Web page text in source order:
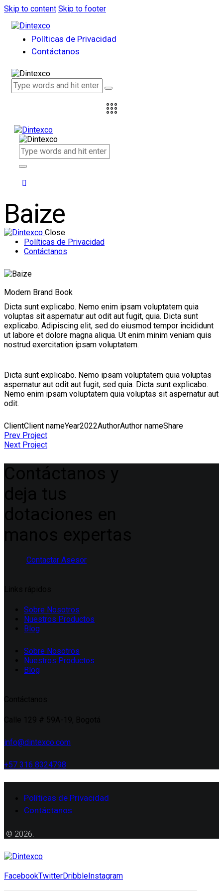
Skip to content Skip to footer
Políticas de Privacidad
Contáctanos
Baize
Close
Políticas de Privacidad
Contáctanos
Modern Brand Book
Dicta sunt explicabo. Nemo enim ipsam voluptatem quia
voluptas sit aspernatur aut odit aut fugit, quia. Dicta sunt
explicabo. Adipiscing elit, sed do eiusmod tempor incididunt
ut labore et dolore magna aliqua. Ut enim minim veniam quis
nostrud exercitation ipsam voluptatem.
Dicta sunt explicabo. Nemo ipsam voluptatem quia voluptas
aspernatur aut odit aut fugit, sed quia. Dicta sunt explicabo.
Nemo enim ipsam voluptatem quia voluptas sit aspernatur aut
odit.
ClientClient nameYear2022AuthorAuthor nameShare
Navegación
de
Prev Project
Next Project
Contactar Asesor
Sobre Nosotros
Nuestros Productos
Blog
Sobre Nosotros
Nuestros Productos
Blog
info@dintexco.com
+57 316 8324798
Políticas de Privacidad
Contáctanos
© 2026.
FacebookTwitterDribbleInstagram